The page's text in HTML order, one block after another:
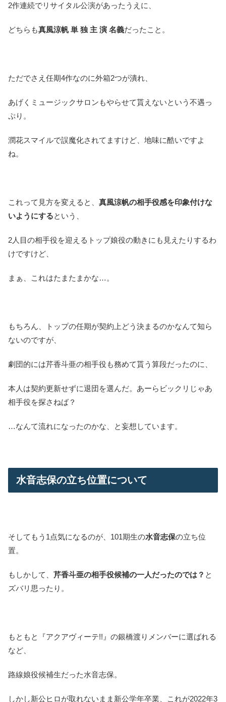
2作連続でリサイタル公演があったうえに、
どちらも真風涼帆 単 独 主 演 名義だったこと。
ただでさえ任期4作なのに外箱2つが潰れ、
あげくミュージックサロンもやらせて貰えないという不遇っ
ぷり。
潤花スマイルで誤魔化されてますけど、地味に酷いですよ
ね。
これって見方を変えると、 真風涼帆の相手役感を印象付けな
いようにするという、
2人目の相手役を迎えるトップ娘役の動きにも見えたりするわ
けですけど、
まぁ、これはたまたまかな…。
もちろん、トップの任期が契約上どう決まるのかなんて知ら
ないのですが、
劇団的には芹香斗亜の相手役も務めて貰う算段だったのに、
本人は契約更新せずに退団を選んだ。あーらビックリじゃあ
相手役を探さねば？
…なんて流れになったのかな、と妄想しています。
水音志保の立ち位置について
そしてもう1点気になるのが、101期生の水音志保の立ち位
置。
もしかして、 芹香斗亜の相手役候補の一人だったのでは？ と
ズバリ思ったり。
もともと『アクアヴィーテ!!』の銀橋渡りメンバーに選ばれる
など、
路線娘役候補生だった水音志保。
しかし新公ヒロが取れないまま新公学年卒業、これが2022年3